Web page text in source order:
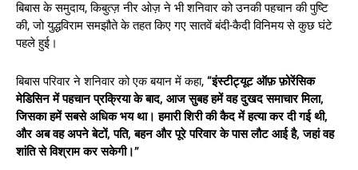
बिबास के समुदाय, किबुत्ज़ नीर ओज़ ने भी शनिवार को उनकी पहचान की पुष्टि
की, जो युद्धविराम समझौते के तहत किए गए सातवें बंदी-कैदी विनिमय से कुछ घंटे
पहले हुई।
बिबास परिवार ने शनिवार को एक बयान में कहा, “इंस्टीट्यूट ऑफ़ फ़ोरेंसिक
मेडिसिन में पहचान प्रक्रिया के बाद, आज सुबह हमें वह दुखद समाचार मिला,
जिसका हमें सबसे अधिक भय था। हमारी शिरी की कैद में हत्या कर दी गई थी,
और अब वह अपने बेटों, पति, बहन और पूरे परिवार के पास लौट आई है, जहां वह
शांति से विश्राम कर सकेगी।”